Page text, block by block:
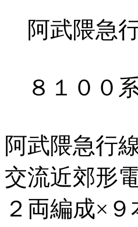
阿武隈急
８１００
阿武隈急行
交流近郊形
２両編成×